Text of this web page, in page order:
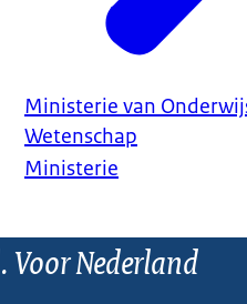
Ministerie van
Wetenschap
Ministerie
Voor Nederland